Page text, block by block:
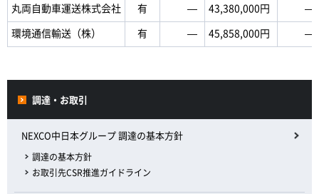
丸両自動車運送株式会社
有 ― 43,380,000円
―
環境通信輸送（株）
有 ― 45,858,000円 ―
調達・お取引
NEXCO中日本グループ 調達の基本方針
調達の基本方針
お取引先CSR推進ガイドライン